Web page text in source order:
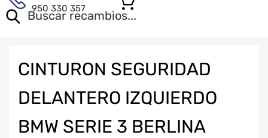
950 330 357
CINTURON SEGURIDAD
DELANTERO IZQUIERDO
BMW SERIE 3 BERLINA